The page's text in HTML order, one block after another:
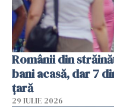
Românii din
bani acasă, dar 7
țară
29 IULIE 2026